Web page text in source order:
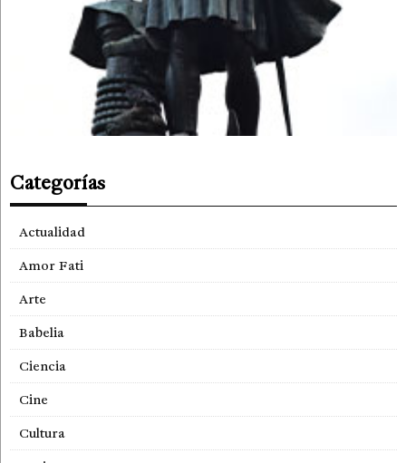
Categorías
Actualidad
Amor Fati
Arte
Babelia
Ciencia
Cine
Cultura